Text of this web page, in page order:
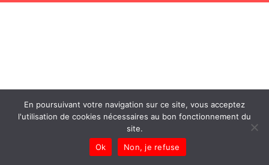
En poursuivant votre navigation sur ce site, vous acceptez
l'utilisation de cookies nécessaires au bon fonctionnement du
site.
Ok
Non, je refuse